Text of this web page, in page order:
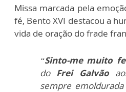
Missa marcada pela
fé, Bento XVI destacou a
vida de oração do frade
“Sinto-me muito
do Frei Galvão
sempre